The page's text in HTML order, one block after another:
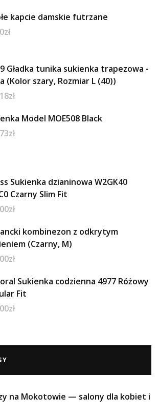
kapcie damskie futrzane
zł
Gładka tunika sukienka trapezowa -
(Kolor szary, Rozmiar L (40))
zł
Model MOE508 Black
zł
Sukienka dzianinowa W2GK40
Czarny Slim Fit
zł
kombinezon z odkrytym
(Czarny, M)
zł
Sukienka codzienna 4977 Różowy
Fit
zł
na Mokotowie — salony dla kobiet i